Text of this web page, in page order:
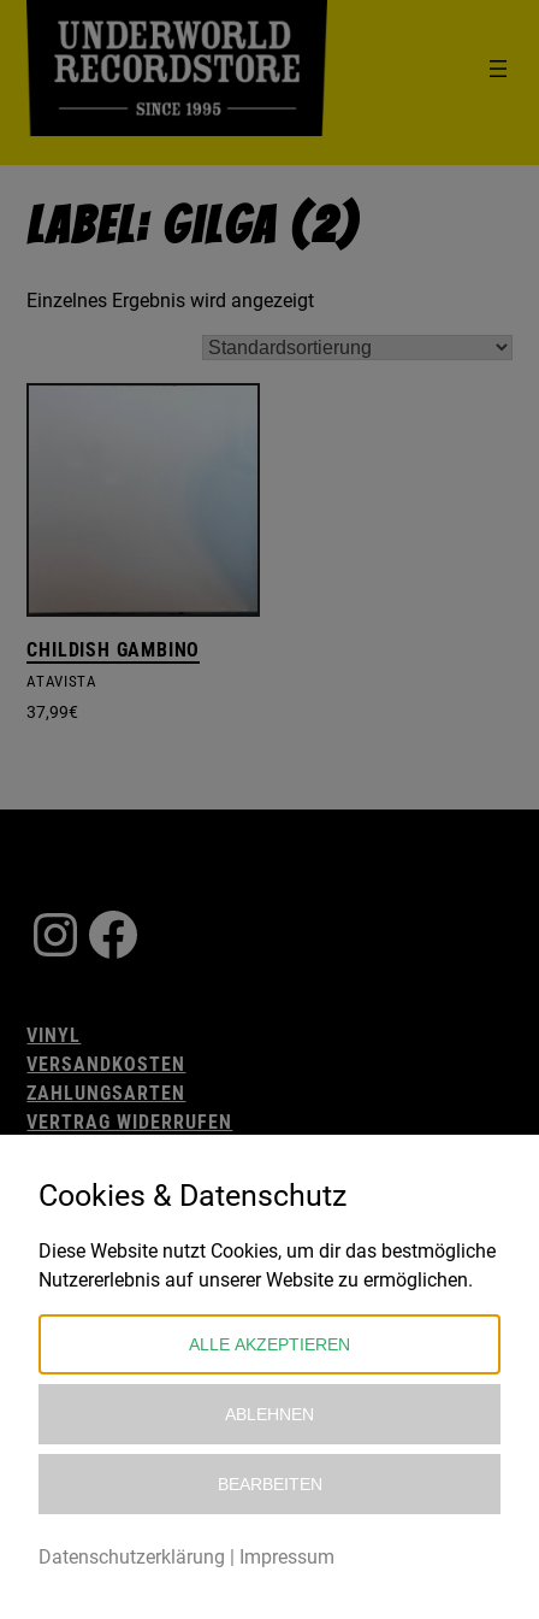
Label: Gilga (2)
Einzelnes Ergebnis wird angezeigt
CHILDISH GAMBINO
ATAVISTA
37,99€
Instagram
Facebook
VINYL
VERSANDKOSTEN
ZAHLUNGSARTEN
VERTRAG WIDERRUFEN
WIDERRUFSBELEHRUNG
IMPRESSUM
Gefördert durch:
Cookies & Datenschutz
Diese Website nutzt Cookies, um dir das bestmögliche
Nutzererlebnis auf unserer Website zu ermöglichen.
ALLE AKZEPTIEREN
ABLEHNEN
BEARBEITEN
Datenschutzerklärung | Impressum